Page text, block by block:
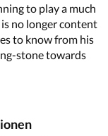
to play a much
no longer content
to know from his
stone towards